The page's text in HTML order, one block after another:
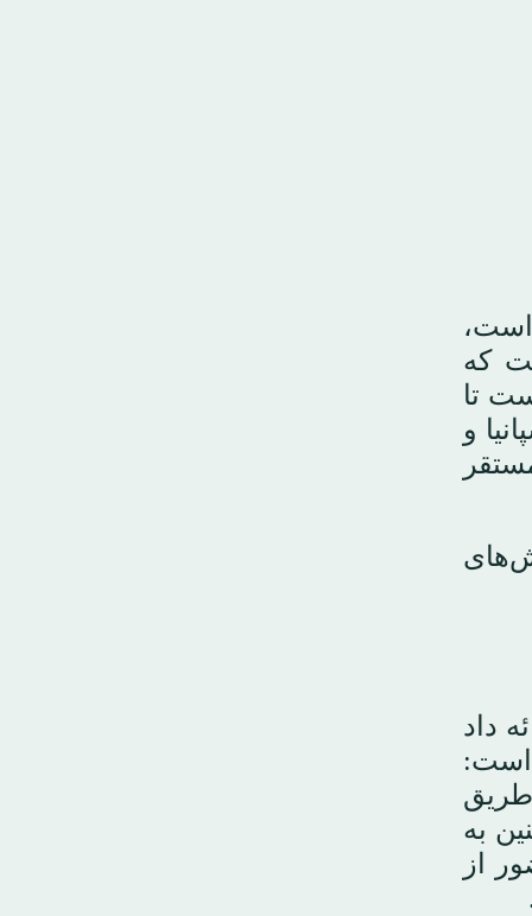
است،
که
تا
و
دارند که نخستین بار پس از تجاوز اسرائیل به لبنان در ۱۹۷۸ مستقر
داد
است:
طریق
به
حضور از